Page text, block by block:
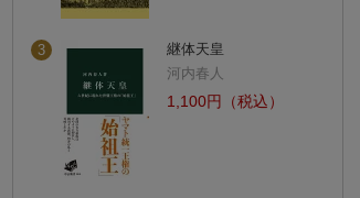
3
継体天皇
河内春人
1,100円（税込）